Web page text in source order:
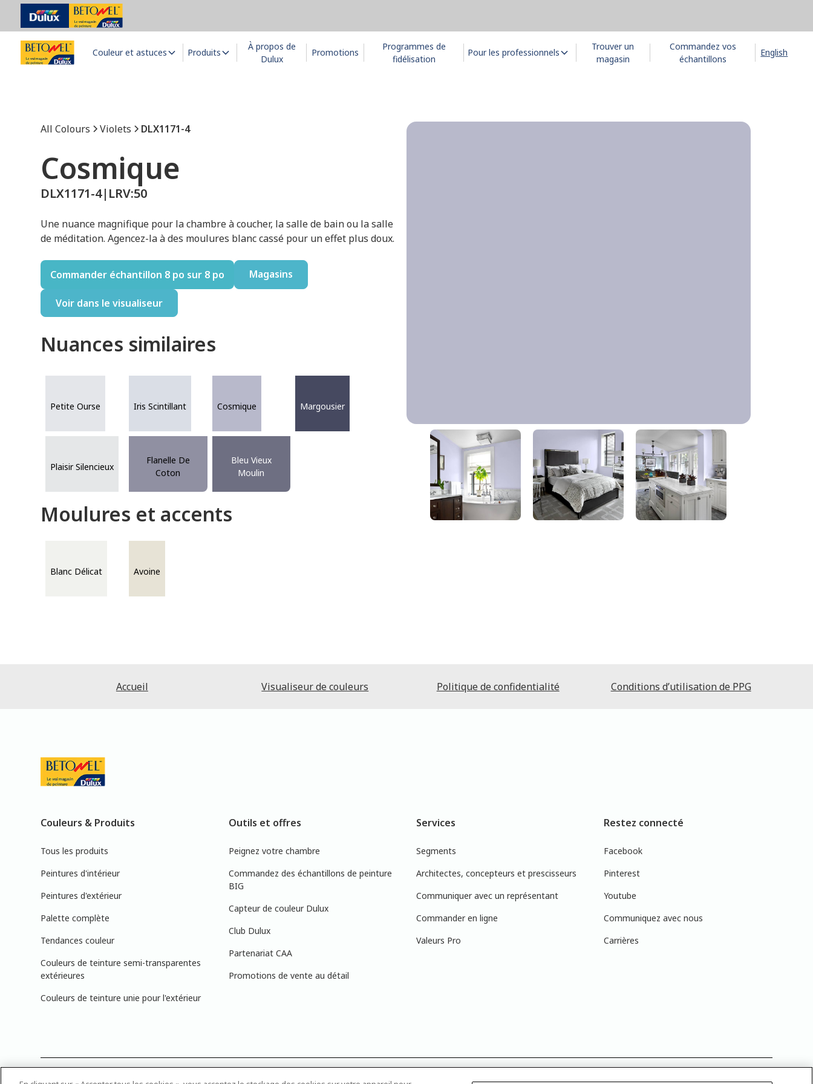
Couleur et astuces Produits
À propos de
Dulux
Promotions
Programmes de
fidélisation
Pour les professionnels
Trouver un
magasin
Commandez vos
échantillons
English
All Colours Violets DLX1171-4
Cosmique
DLX1171-4| LRV:50
Une nuance magnifique pour la chambre à coucher, la salle de bain ou la salle
de méditation. Agencez-la à des moulures blanc cassé pour un effet plus doux.
Commander échantillon 8 po sur 8 po Magasins
Voir dans le visualiseur
Nuances similaires
Petite Ourse Iris Scintillant Cosmique Margousier
Plaisir Silencieux
Flanelle De
Coton
Bleu Vieux
Moulin
Moulures et accents
Blanc Délicat Avoine
Cosmique
DLX1171-4
Accueil Visualiseur de couleurs Politique de confidentialité Conditions d’utilisation de PPG
Couleurs & Produits
Tous les produits
Peintures d'intérieur
Peintures d'extérieur
Palette complète
Tendances couleur
Couleurs de teinture semi-transparentes
extérieures
Couleurs de teinture unie pour l'extérieur
Outils et offres
Peignez votre chambre
Commandez des échantillons de peinture
BIG
Capteur de couleur Dulux
Club Dulux
Partenariat CAA
Promotions de vente au détail
Services
Segments
Architectes, concepteurs et prescisseurs
Communiquer avec un représentant
Commander en ligne
Valeurs Pro
Restez connecté
Facebook
Pinterest
Youtube
Communiquez avec nous
Carrières